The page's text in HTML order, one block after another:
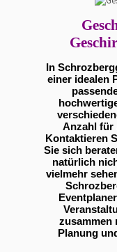
In
einer idealen
Anzahl für
Kontaktieren
Sie sich
natürlich
vielmehr
zusammen
Planung